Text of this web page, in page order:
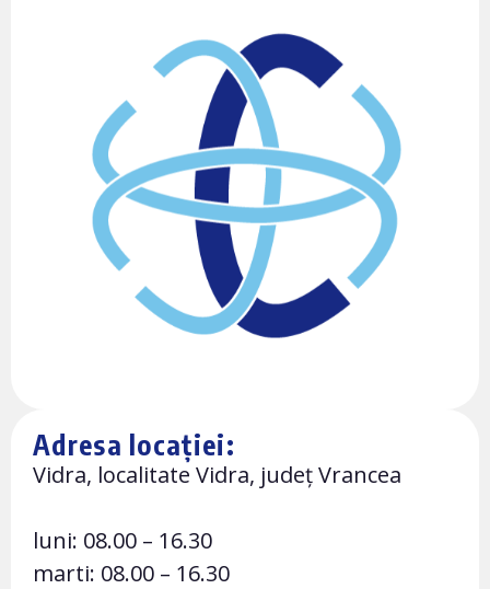
Adresa locației:
Vidra, localitate Vidra, județ Vrancea
luni: 08.00 – 16.30
marti: 08.00 – 16.30